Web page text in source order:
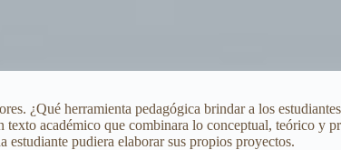
¿Qué herramienta pedagógica brindar a los
académico que combinara lo conceptual, teórico y
pudiera elaborar sus propios proyectos.